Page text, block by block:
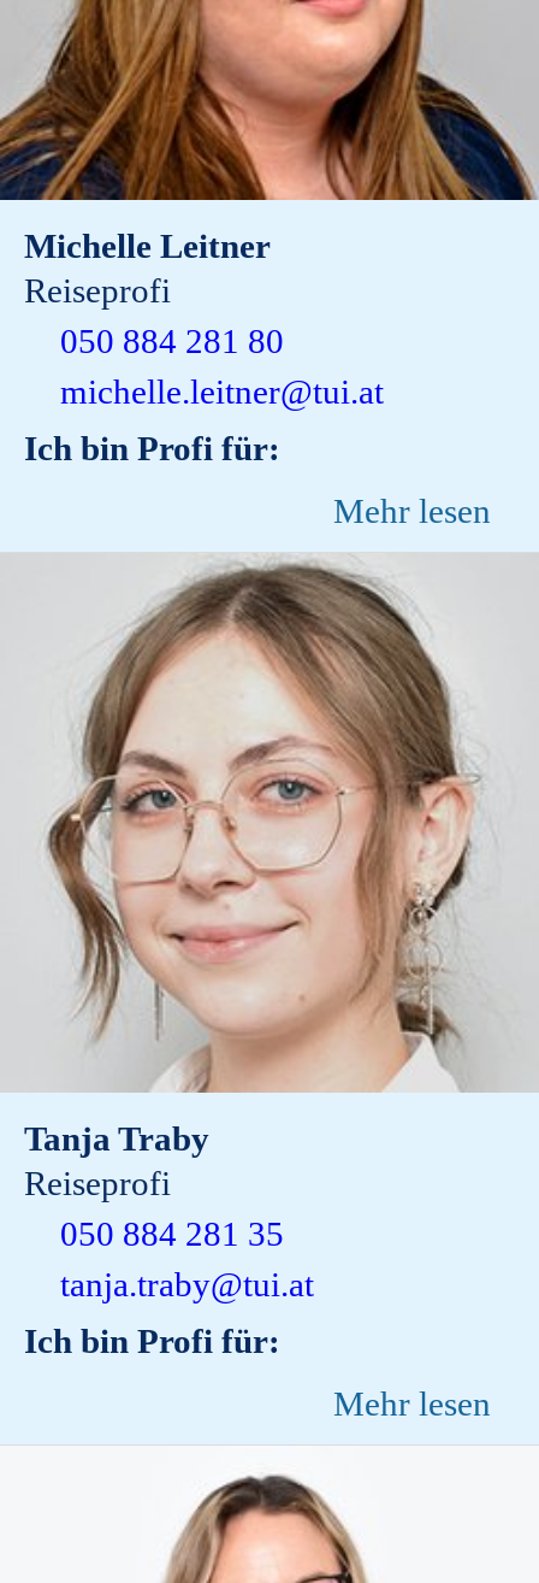
Michelle Leitner
Reiseprofi
050 884 281 80
michelle.leitner@tui.at
Ich bin Profi für:
Mehr lesen
Tanja Traby
Reiseprofi
050 884 281 35
tanja.traby@tui.at
Ich bin Profi für:
Mehr lesen